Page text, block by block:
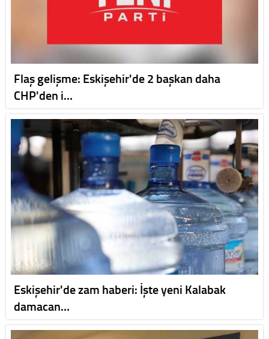
Flaş gelişme: Eskişehir'de 2 başkan daha
CHP'den i…
Eskişehir'de zam haberi: İşte yeni Kalabak
damacan…